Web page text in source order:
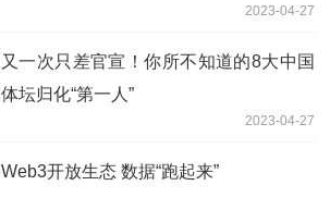
2023-04-27
又一次只差官宣！你所不知道的8大中国
体坛归化“第一人”
2023-04-27
Web3开放生态 数据“跑起来”